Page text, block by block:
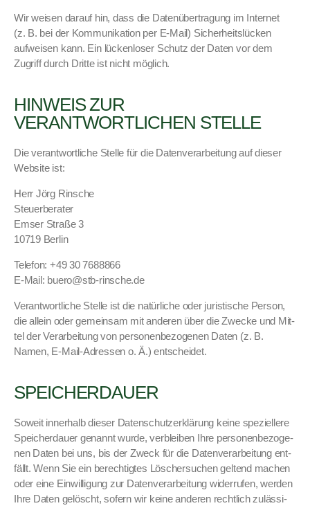
Wir weisen darauf hin, dass die Datenüber­tra­gung im Inter­net
(z. B. bei der Kom­mu­nika­tion per E‑Mail) Sicher­heit­slück­en
aufweisen kann. Ein lück­en­los­er Schutz der Dat­en vor dem
Zugriff durch Dritte ist nicht möglich.
HINWEIS ZUR
VERANTWORTLICHEN STELLE
Die ver­ant­wortliche Stelle für die Daten­ver­ar­beitung auf dieser
Web­site ist:
Herr Jörg Rin­sche
Steuer­ber­ater
Emser Straße 3
10719 Berlin
Tele­fon: +49 30 7688866
E‑Mail: buero@stb-rinsche.de
Ver­ant­wortliche Stelle ist die natür­liche oder juris­tis­che Per­son,
die allein oder gemein­sam mit anderen über die Zwecke und Mit­
tel der Ver­ar­beitung von per­so­n­en­be­zo­ge­nen Dat­en (z. B.
Namen, E‑Mail-Adressen o. Ä.) entschei­det.
SPEICHERDAUER
Soweit inner­halb dieser Daten­schutzerk­lärung keine speziellere
Spe­icher­dauer genan­nt wurde, verbleiben Ihre per­so­n­en­be­zo­ge­
nen Dat­en bei uns, bis der Zweck für die Daten­ver­ar­beitung ent­
fällt. Wenn Sie ein berechtigtes Lösch­er­suchen gel­tend machen
oder eine Ein­willi­gung zur Daten­ver­ar­beitung wider­rufen, wer­den
Ihre Dat­en gelöscht, sofern wir keine anderen rechtlich zuläs­si­